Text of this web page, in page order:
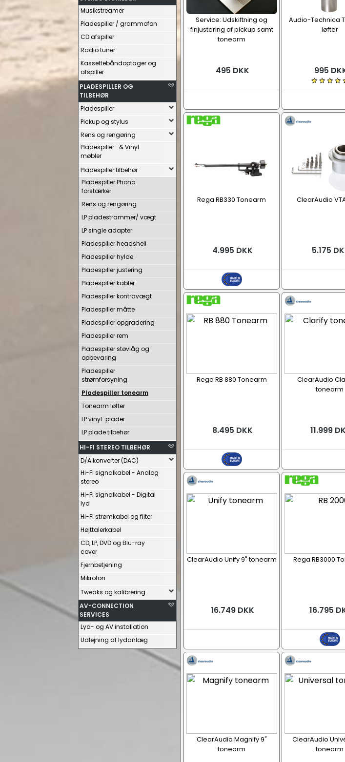
Musikstreamer
Pladespiller / grammofon
CD afspiller
Radio tuner
Kassettebåndoptager og
afspiller
PLADESPILLER OG
TILBEHØR
Pladespiller
Pickup og stylus
Rens og rengøring
Pladespiller- & Vinyl
møbler
Pladespiller tilbehør
Pladespiller Phono
forstærker
Rens og rengøring
LP pladestrammer/ vægt
LP single adapter
Pladespiller headshell
Pladespiller hylde
Pladespiller justering
Pladespiller kabler
Pladespiller kontravægt
Pladespiller måtte
Pladespiller opgradering
Pladespiller rem
Pladespiller støvlåg og
opbevaring
Pladespiller
strømforsyning
Pladespiller tonearm
Tonearm løfter
LP vinyl-plader
LP plade tilbehør
HI-FI STEREO TILBEHØR
D/A konverter (DAC)
Hi-Fi signalkabel - Analog
stereo
Hi-Fi signalkabel - Digital
lyd
Hi-Fi strømkabel og filter
Højttalerkabel
CD, LP, DVD og Blu-ray
cover
Fjernbetjening
Mikrofon
Tweaks og kalibrering
AV-CONNECTION
SERVICES
Lyd- og AV installation
Udlejning af lydanlæg
Service: Udskiftning og
finjustering af pickup samt
tonearm
495 DKK
Audio-Technica
løfter
995
Rega RB330 Tonearm
4.995 DKK
ClearAudio
5.175
Rega RB 880 Tonearm
8.495 DKK
ClearAudio
tonearm
11.999
ClearAudio Unify 9" tonearm
16.749 DKK
Rega RB3000
16.795
ClearAudio Magnify 9"
tonearm
ClearAudio
tonearm